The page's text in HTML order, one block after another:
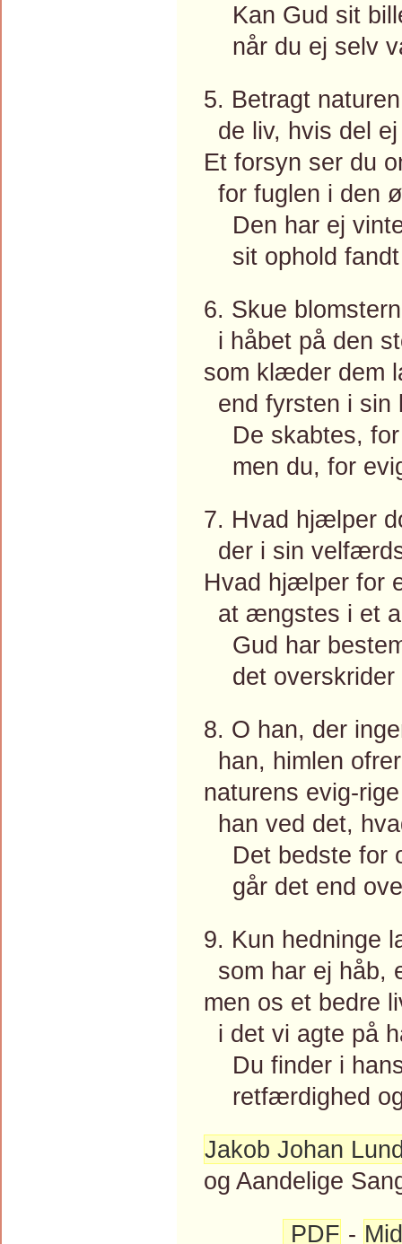
Kan Gud sit
når du ej selv
5. Betragt
de liv, hvis del
Et forsyn ser du
for fuglen i den
Den har ej
sit ophold fandt
6. Skue
i håbet på den
som klæder dem
end fyrsten i sin
De skabtes, for
men du, for
7. Hvad hjælper
der i sin
Hvad hjælper for
at ængstes i et
Gud har
det overskrider
8. O han, der
han, himlen
naturens evig-
han ved det,
Det bedste for
går det end
9. Kun hedninge
som har ej håb,
men os et bedre
i det vi agte på
Du finder i
retfærdighed
Jakob Johan
og Aandelige
PDF -